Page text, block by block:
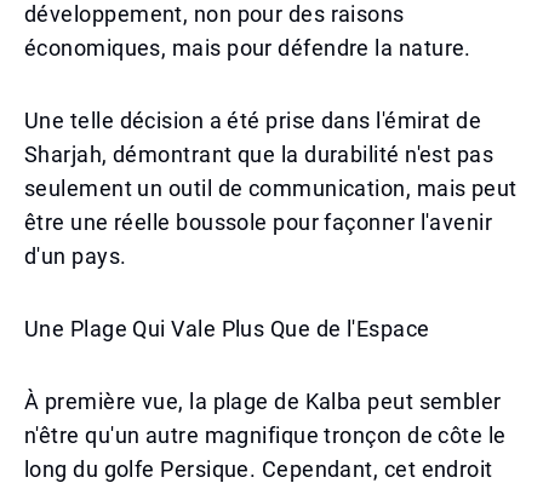
développement, non pour des raisons
économiques, mais pour défendre la nature.
Une telle décision a été prise dans l'émirat de
Sharjah, démontrant que la durabilité n'est pas
seulement un outil de communication, mais peut
être une réelle boussole pour façonner l'avenir
d'un pays.
Une Plage Qui Vale Plus Que de l'Espace
À première vue, la plage de Kalba peut sembler
n'être qu'un autre magnifique tronçon de côte le
long du golfe Persique. Cependant, cet endroit